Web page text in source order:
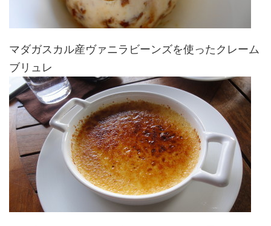
マダガスカル産ヴァニラビーンズを使ったクレーム
ブリュレ